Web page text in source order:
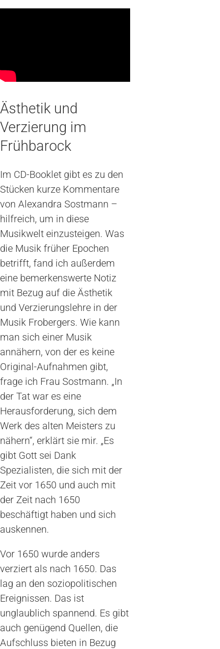
Ästhetik und
Verzierung im
Frühbarock
Im CD-Booklet gibt es zu den
Stücken kurze Kommentare
von Alexandra Sostmann –
hilfreich, um in diese
Musikwelt einzusteigen. Was
die Musik früher Epochen
betrifft, fand ich außerdem
eine bemerkenswerte Notiz
mit Bezug auf die Ästhetik
und Verzierungslehre in der
Musik Frobergers. Wie kann
man sich einer Musik
annähern, von der es keine
Original-Aufnahmen gibt,
frage ich Frau Sostmann. „In
der Tat war es eine
Herausforderung, sich dem
Werk des alten Meisters zu
nähern“, erklärt sie mir. „Es
gibt Gott sei Dank
Spezialisten, die sich mit der
Zeit vor 1650 und auch mit
der Zeit nach 1650
beschäftigt haben und sich
auskennen.
Vor 1650 wurde anders
verziert als nach 1650. Das
lag an den soziopolitischen
Ereignissen. Das ist
unglaublich spannend. Es gibt
auch genügend Quellen, die
Aufschluss bieten in Bezug